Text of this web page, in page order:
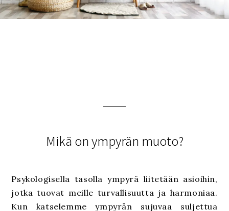
Mikä on ympyrän muoto?
Psykologisella tasolla ympyrä liitetään asioihin,
jotka tuovat meille turvallisuutta ja harmoniaa.
Kun katselemme ympyrän sujuvaa suljettua